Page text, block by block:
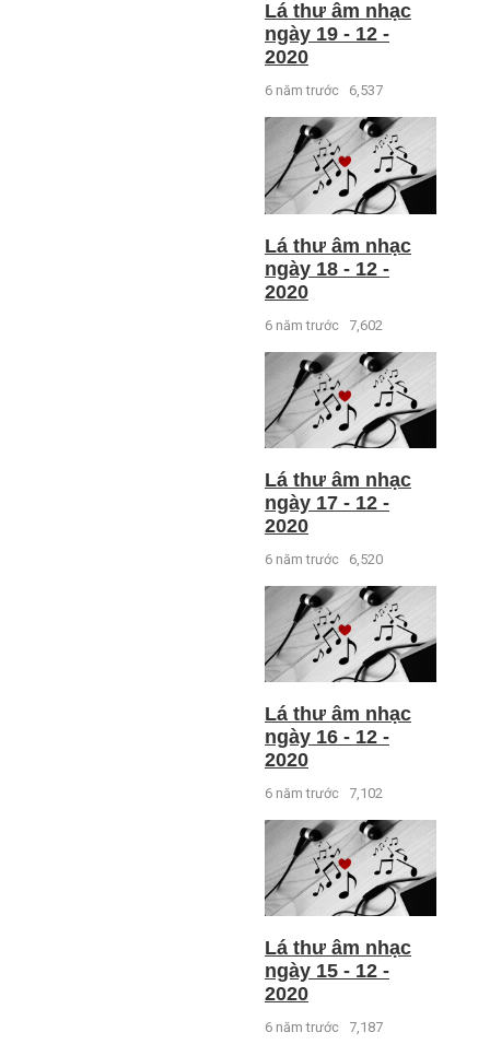
Lá thư âm nhạc
ngày 19 - 12 -
2020
6 năm trước 6,537
Lá thư âm nhạc
ngày 18 - 12 -
2020
6 năm trước 7,602
Lá thư âm nhạc
ngày 17 - 12 -
2020
6 năm trước 6,520
Lá thư âm nhạc
ngày 16 - 12 -
2020
6 năm trước 7,102
Lá thư âm nhạc
ngày 15 - 12 -
2020
6 năm trước 7,187